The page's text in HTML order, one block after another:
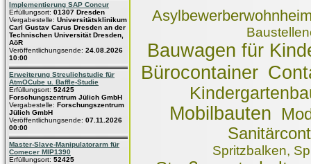
Implementierung SAP Concur
Erfüllungsort: 01307 Dresden
Vergabestelle: Universitätsklinikum
Carl Gustav Carus Dresden an der
Technischen Universität Dresden,
AöR
Veröffentlichungsende: 24.08.2026
10:00
Erweiterung Streulichstudie für
AtmOCube u. Baffle-Studie
Erfüllungsort: 52425
Forschungszentrum Jülich GmbH
Vergabestelle: Forschungszentrum
Jülich GmbH
Veröffentlichungsende: 07.11.2026
00:00
Master-Slave-Manipulatorarm für
Comecer MIP1390
Erfüllungsort: 52425
Bauwagen für
Bürocontainer
Mobilbauten
Spritzbalken,